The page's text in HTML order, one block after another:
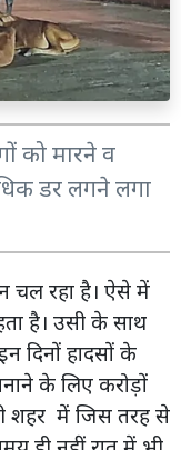
को मारने व
डर लगने लगा
चल रहा है। ऐसे में
है। उसी के साथ
दिनों हादसों के
के लिए करोड़ों
शहर में जिस तरह से